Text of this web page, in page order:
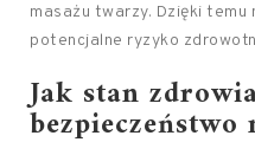
masażu twarzy. Dzięki temu
potencjalne ryzyko
Jak stan
bezpieczeństwo